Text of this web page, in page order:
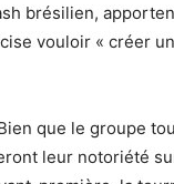
brésilien,
vouloir « créer
que le groupe
leur notoriété